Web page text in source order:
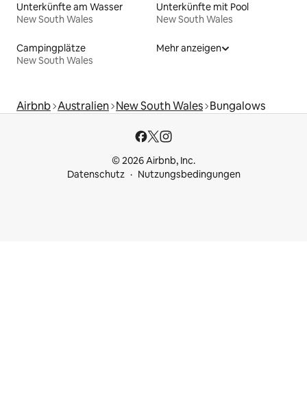
Unterkünfte am Wasser
New South Wales
Unterkünfte mit Pool
New South Wales
Campingplätze
New South Wales
Mehr anzeigen
Airbnb Australien New South Wales Bungalows
© 2026 Airbnb, Inc.
Datenschutz
Nutzungsbedingungen